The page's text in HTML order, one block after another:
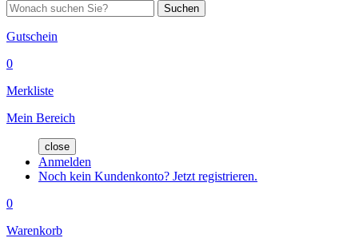
Suchen
Gutschein
0
Merkliste
Mein Bereich
close
Anmelden
Noch kein Kundenkonto? Jetzt registrieren.
0
Warenkorb